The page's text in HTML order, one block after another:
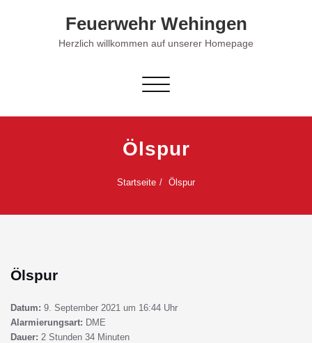
Feuerwehr Wehingen
Herzlich willkommen auf unserer Homepage
Schalte Navigation
Ölspur
Startseite Ölspur
Ölspur
Datum: 9. September 2021 um 16:44 Uhr
Alarmierungsart: DME
Dauer: 2 Stunden 34 Minuten